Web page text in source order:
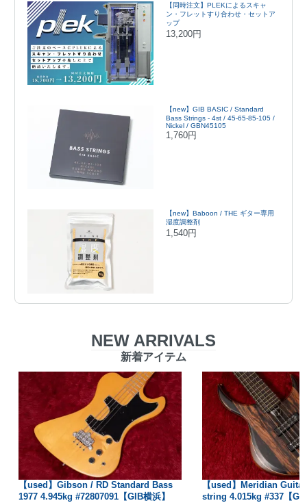
【同時注文】PLEKによるスキャ
ン・フレットすり合わせ・セットア
ップ
13,200円
【new】GIB BASIC / Standard
Bass Strings - 4st / 45-65-85-105 /
Nickel / GBN45105
1,760円
【new】Baboon / THE ギター専用
湿度調整剤
1,540円
NEW ARRIVALS
新着アイテム
【used】Gibson / RD Standard Bass
1977 4.945kg #72807091【GIB横浜】
【used】Meridian
string 4.015kg #337【